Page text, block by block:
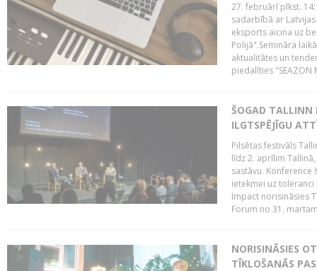
27. februārī plkst.
sadarbībā ar
eksports aicina uz
Polijā".Semināra
aktualitātes un
piedalīties "SEAZON
ŠOGAD TALLINN
ILGTSPĒJĪGU
Pilsētas festivāls
līdz 2. aprīlim
sastāvu.
ietekmei uz
Impact norisināsies
Forum no 31.
NORISINĀSIES
TĪKLOŠANĀS